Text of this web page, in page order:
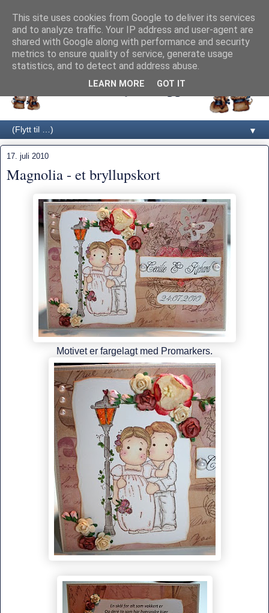
▼
17. juli 2010
Magnolia - et bryllupskort
Motivet er fargelagt med Promarkers.
This site uses cookies from Google to deliver its services
and to analyze traffic. Your IP address and user-agent are
shared with Google along with performance and security
metrics to ensure quality of service, generate usage
statistics, and to detect and address abuse.
LEARN MORE GOT IT